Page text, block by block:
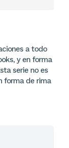
a todo
y en forma
serie no es
forma de rima